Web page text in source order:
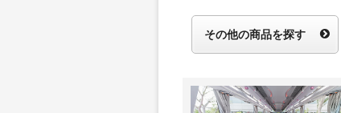
その他の商品を探す